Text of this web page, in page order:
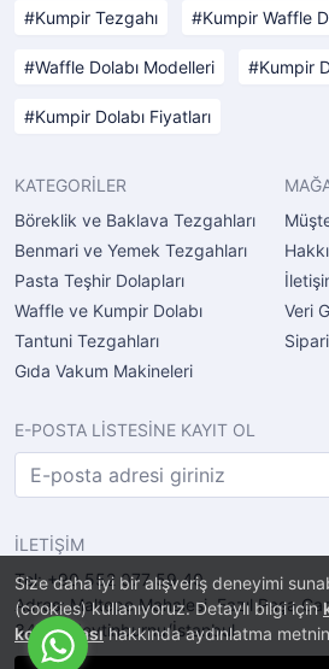
Size daha iyi bir alışveriş deneyimi
(cookies) kullanıyoruz. Detaylı bilgi için
korunmasıhakkında aydınlatma
Kumpir Tezgahı Kumpir Waffle
Waffle Dolabı Modelleri Kumpir
Kumpir Dolabı Fiyatları
KATEGORİLER
Böreklik ve Baklava Tezgahları
Benmari ve Yemek Tezgahları
Pasta Teşhir Dolapları
Waffle ve Kumpir Dolabı
Tantuni Tezgahları
Gıda Vakum Makineleri
Veri
E-POSTA LİSTESİNE KAYIT OL
İLETİŞİM
Tel: +90 552 077 59 40
Adres: Maltepe Mahalesi, Fazıl Paşa
34010 Zeytinburnu/İstanbul